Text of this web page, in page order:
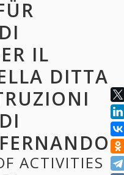
IL
DITTA
ACTIVITIES